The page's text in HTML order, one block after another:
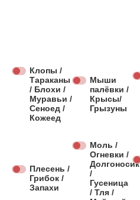
Клопы /
Тараканы
/ Блохи /
Муравьи /
Сеноед /
Кожеед
Мыши
палёвки /
Крысы/
Грызуны
Плесень /
Грибок /
Запахи
Моль /
Огневки /
Долгоносик
/
Гусеница
/ Тля /